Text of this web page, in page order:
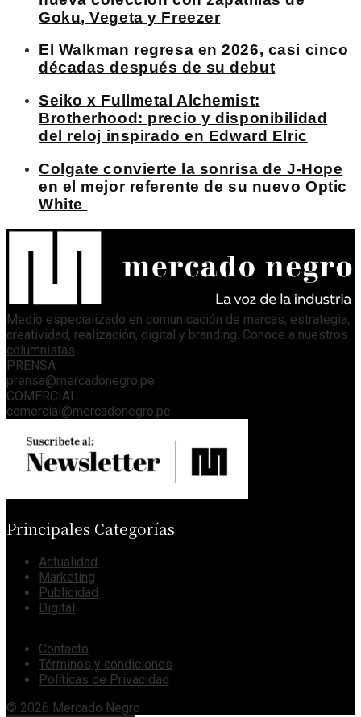
Goku, Vegeta y Freezer
El Walkman regresa en 2026, casi cinco
décadas después de su debut
Seiko x Fullmetal Alchemist:
Brotherhood: precio y disponibilidad
del reloj inspirado en Edward Elric
Colgate convierte la sonrisa de J-Hope
en el mejor referente de su nuevo Optic
White
Medio especializado en comunicación de marcas, estrategia,
creatividad, realización, digital y branding. Conoce a nuestros
columnistas
PRENSA
prensa@mercadonegro.pe
COMERCIAL
comercial@mercadonegro.pe
Principales Categorías
Actualidad
Marketing
Publicidad
Digital
Contacto
Términos y condiciones
Políticas de Privacidad
© 2026 Mercado Negro